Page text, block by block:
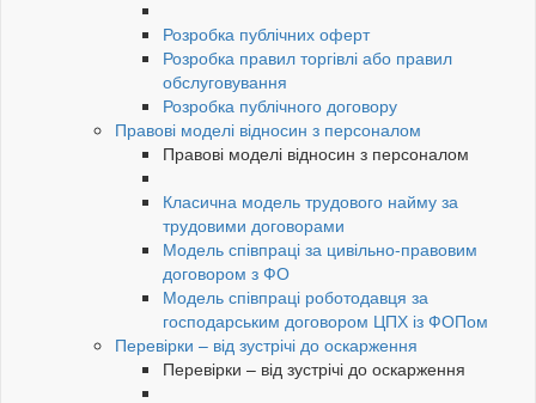
Розробка публічних оферт
Розробка правил торгівлі або правил
обслуговування
Розробка публічного договору
Правові моделі відносин з персоналом
Правові моделі відносин з персоналом
Класична модель трудового найму за
трудовими договорами
Модель співпраці за цивільно-правовим
договором з ФО
Модель співпраці роботодавця за
господарським договором ЦПХ із ФОПом
Перевірки – від зустрічі до оскарження
Перевірки – від зустрічі до оскарження